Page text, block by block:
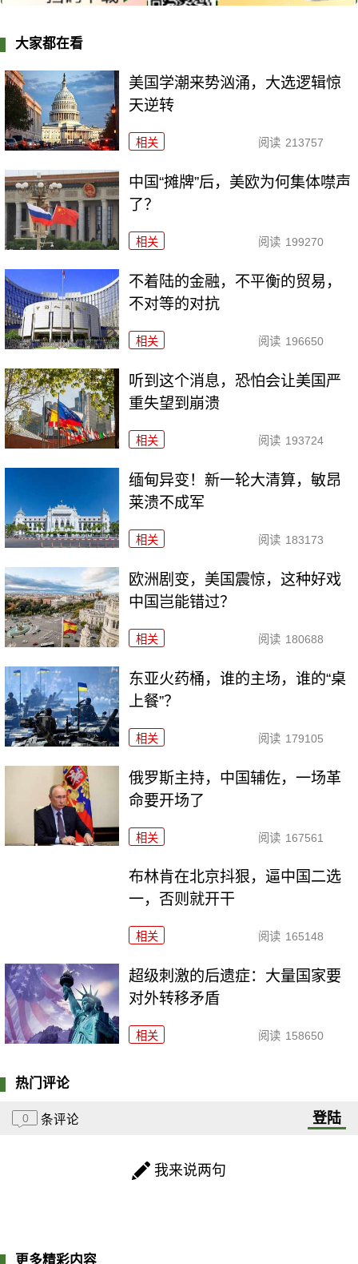
大家都在看
美国学潮来势汹涌，大选逻辑惊
天逆转
相关 阅读 213757
中国“摊牌”后，美欧为何集体噤声
了？
相关 阅读 199270
不着陆的金融，不平衡的贸易，
不对等的对抗
相关 阅读 196650
听到这个消息，恐怕会让美国严
重失望到崩溃
相关 阅读 193724
缅甸异变！新一轮大清算，敏昂
莱溃不成军
相关 阅读 183173
欧洲剧变，美国震惊，这种好戏
中国岂能错过？
相关 阅读 180688
东亚火药桶，谁的主场，谁的“桌
上餐”？
相关 阅读 179105
俄罗斯主持，中国辅佐，一场革
命要开场了
相关 阅读 167561
布林肯在北京抖狠，逼中国二选
一，否则就开干
相关 阅读 165148
超级刺激的后遗症：大量国家要
对外转移矛盾
相关 阅读 158650
热门评论
0 条评论 登陆
我来说两句
更多精彩内容